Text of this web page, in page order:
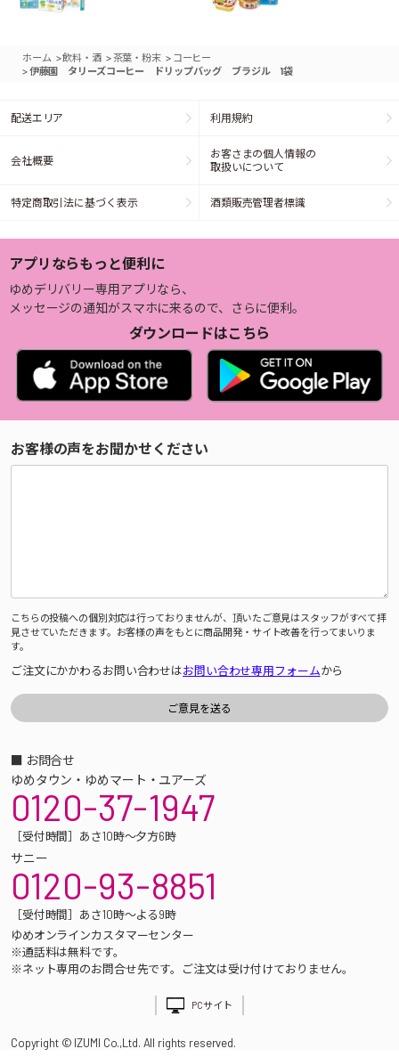
ホーム >飲料・酒 >茶葉・粉末 > コーヒー
>伊藤園 タリーズコーヒー ドリップバッグ ブラジル 1袋
配送エリア 利用規約
会社概要
お客さまの個人情報の
取扱いについて
特定商取引法に基づく表示 酒類販売管理者標識
アプリならもっと便利に
ゆめデリバリー専用アプリなら、
メッセージの通知がスマホに来るので、さらに便利。
ダウンロードはこちら
お客様の声をお聞かせください
こちらの投稿への個別対応は行っておりませんが、頂いたご意見はスタッフがすべて拝
見させていただきます。お客様の声をもとに商品開発・サイト改善を行ってまいりま
す。
ご注文にかかわるお問い合わせはお問い合わせ専用フォームから
■ お問合せ
ゆめタウン・ゆめマート・ユアーズ
0120-37-1947
［受付時間］あさ10時～夕方6時
サニー
0120-93-8851
［受付時間］あさ10時～よる9時
ゆめオンラインカスタマーセンター
※通話料は無料です。
※ネット専用のお問合せ先です。ご注文は受け付けておりません。
PCサイト
Copyright © IZUMI Co.,Ltd. All rights reserved.